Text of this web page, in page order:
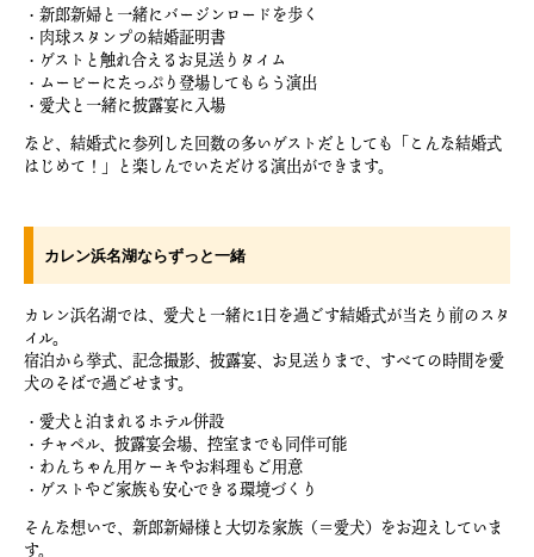
・新郎新婦と一緒にバージンロードを歩く
・肉球スタンプの結婚証明書
・ゲストと触れ合えるお見送りタイム
・ムービーにたっぷり登場してもらう演出
・愛犬と一緒に披露宴に入場
など、結婚式に参列した回数の多いゲストだとしても「こんな結婚式
はじめて！」と楽しんでいただける演出ができます。
カレン浜名湖ならずっと一緒
カレン浜名湖では、愛犬と一緒に1日を過ごす結婚式が当たり前のスタ
イル。
宿泊から挙式、記念撮影、披露宴、お見送りまで、すべての時間を愛
犬のそばで過ごせます。
・愛犬と泊まれるホテル併設
・チャペル、披露宴会場、控室までも同伴可能
・わんちゃん用ケーキやお料理もご用意
・ゲストやご家族も安心できる環境づくり
そんな想いで、新郎新婦様と大切な家族（＝愛犬）をお迎えしていま
す。